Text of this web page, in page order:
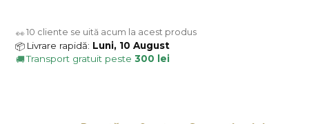
👀 10 cliente se uită acum la acest produs
📦 Livrare rapidă: Luni, 10 August
🚚Transport gratuit peste 300 lei